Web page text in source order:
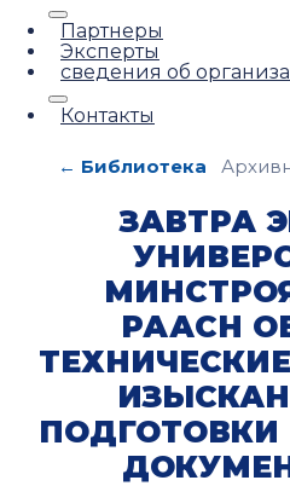
Партнеры
Эксперты
сведения об
Контакты
← Библиотека
ЗАВТРА
РААСН
ПОДГОТОВКИ